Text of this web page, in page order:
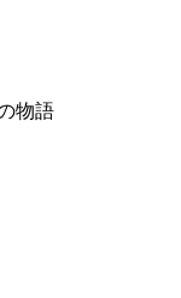
物語